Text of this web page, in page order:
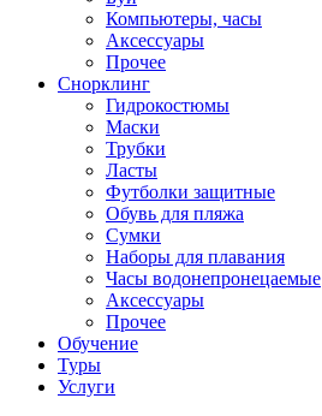
Компьютеры, часы
Аксессуары
Прочее
Снорклинг
Гидрокостюмы
Маски
Трубки
Ласты
Футболки защитные
Обувь для пляжа
Сумки
Наборы для плавания
Часы водонепронецаемые
Аксессуары
Прочее
Обучение
Туры
Услуги